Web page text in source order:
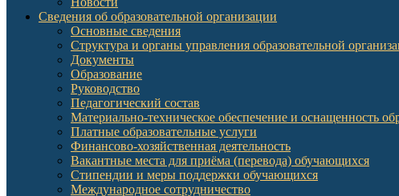
Сведения об образовательной организации
Основные сведения
Структура и органы управления образовательной
Документы
Образование
Руководство
Педагогический состав
Материально-техническое обеспечение и оснащенность
Платные образовательные услуги
Финансово-хозяйственная деятельность
Вакантные места для приёма (перевода) обучающихся
Стипендии и меры поддержки обучающихся
Международное сотрудничество